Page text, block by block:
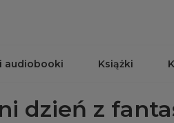
audiobooki Książki
dzień z